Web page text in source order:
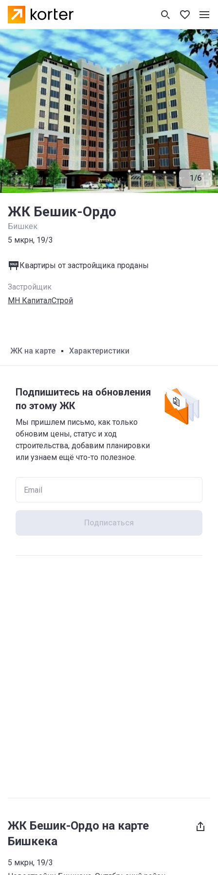
1/6
ЖК Бешик-Ордо
Бишкек
5 мкрн, 19/3
Квартиры от застройщика проданы
Застройщик
МН КапиталСтрой
ЖК на карте Характеристики
Подпишитесь на обновления
по этому ЖК
Мы пришлем письмо, как только
обновим цены, статус и ход
строительства, добавим планировки
или узнаем ещё что-то полезное.
Подписаться
ЖК Бешик-Ордо на карте
Бишкека
5 мкрн, 19/3